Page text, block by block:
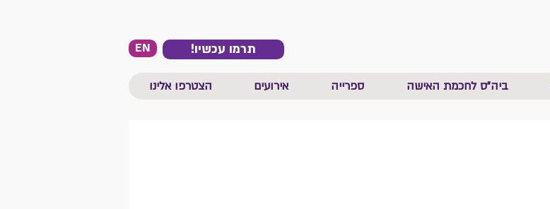
EN !תרמו עכשיו
ביה"ס לחכמת האישה ספרייה אירועים הצטרפו אלינו